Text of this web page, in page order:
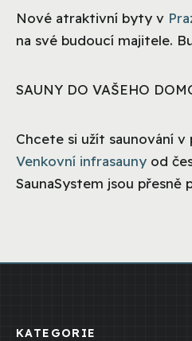
Nové atraktivní byty v
na své budoucí majitele.
SAUNY DO VAŠEHO
Chcete si užít saunování v
Venkovní infrasauny od
SaunaSystem jsou přesně
KATEGORIE